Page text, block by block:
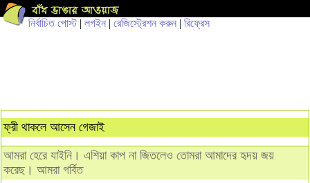
নির্বাচিত পোস্ট| লগইন | রেজিস্ট্রেশন করুন | রিফ্রেস
ফ্রী থাকলে আসেন গেজাই
আমরা হেরে যাইনি। এশিয়া কাপ না জিতলেও তোমরা আমাদের হৃদয় জয়
করেছ। আমরা গর্বিত